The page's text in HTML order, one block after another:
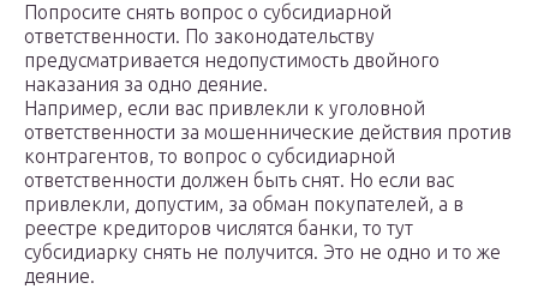
Попросите снять вопрос о субсидиарной
ответственности. По законодательству
предусматривается недопустимость двойного
наказания за одно деяние.
Например, если вас привлекли к уголовной
ответственности за мошеннические действия против
контрагентов, то вопрос о субсидиарной
ответственности должен быть снят. Но если вас
привлекли, допустим, за обман покупателей, а в
реестре кредиторов числятся банки, то тут
субсидиарку снять не получится. Это не одно и то же
деяние.